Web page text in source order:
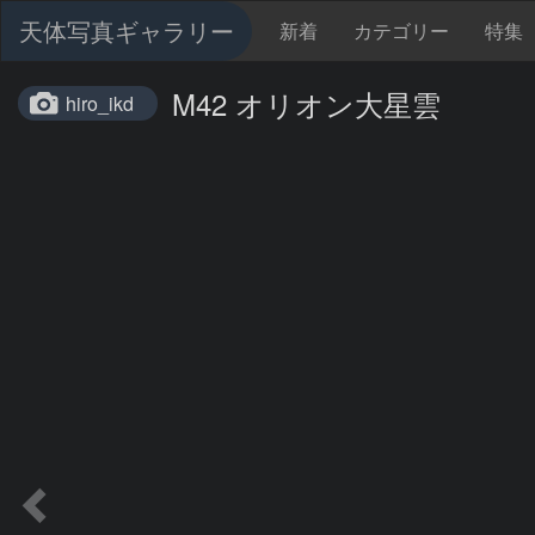
天体写真ギャラリー 新着 カテゴリー 特集
hiro_ikd M42 オリオン大星雲